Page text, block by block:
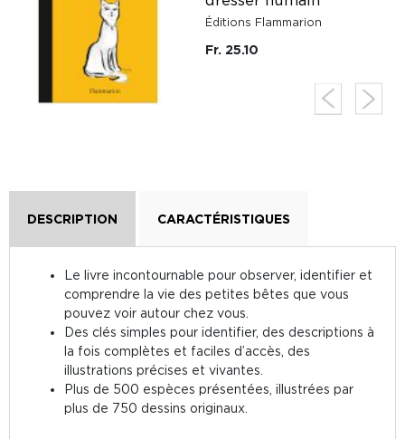
Éditions Flammarion
Fr. 25.10
DESCRIPTION CARACTÉRISTIQUES
Le livre incontournable pour observer, identifier et
comprendre la vie des petites bêtes que vous
pouvez voir autour chez vous.
Des clés simples pour identifier, des descriptions à
la fois complètes et faciles d’accès, des
illustrations précises et vivantes.
Plus de 500 espèces présentées, illustrées par
plus de 750 dessins originaux.